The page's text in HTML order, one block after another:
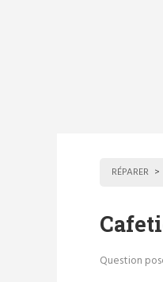
RÉPARER
Question